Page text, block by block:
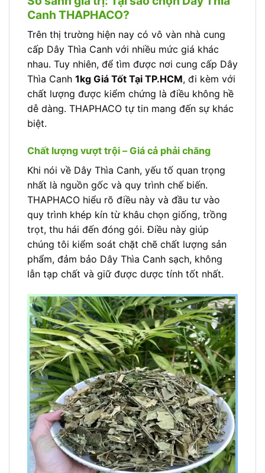
Canh THAPHACO?
Trên thị trường hiện nay có vô vàn nhà cung
cấp Dây Thìa Canh với nhiều mức giá khác
nhau. Tuy nhiên, để tìm được nơi cung cấp Dây
Thìa Canh 1kg Giá Tốt Tại TP.HCM, đi kèm với
chất lượng được kiểm chứng là điều không hề
dễ dàng. THAPHACO tự tin mang đến sự khác
biệt.
Chất lượng vượt trội – Giá cả phải chăng
Khi nói về Dây Thìa Canh, yếu tố quan trọng
nhất là nguồn gốc và quy trình chế biến.
THAPHACO hiểu rõ điều này và đầu tư vào
quy trình khép kín từ khâu chọn giống, trồng
trọt, thu hái đến đóng gói. Điều này giúp
chúng tôi kiểm soát chặt chẽ chất lượng sản
phẩm, đảm bảo Dây Thìa Canh sạch, không
lẫn tạp chất và giữ được dược tính tốt nhất.